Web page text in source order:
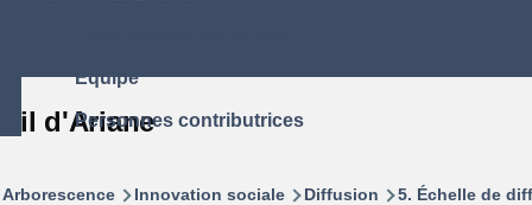
Équipe
Personnes contributrices
Fil d'Ariane
Arborescence Innovation sociale Diffusion 5. Échelle de